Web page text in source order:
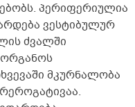
პერიფერიულია
ვესტიბულურ
ძვალში
მკურნალობა